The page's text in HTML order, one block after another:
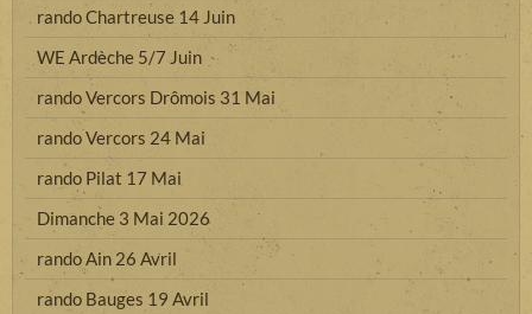
rando Chartreuse 14 Juin
WE Ardèche 5/7 Juin
rando Vercors Drômois 31 Mai
rando Vercors 24 Mai
rando Pilat 17 Mai
Dimanche 3 Mai 2026
rando Ain 26 Avril
rando Bauges 19 Avril